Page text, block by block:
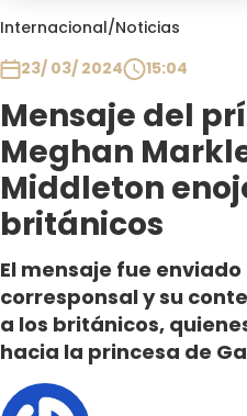
Internacional/Noticias
23/ 03/ 2024
15:04
Mensaje del
Meghan
Middleton
británicos
El mensaje fue
corresponsal y su
a los británicos,
hacia la princesa de
Club De La Comedia
Plan Perfecto
El Tiempo
Sabingo
Todos Los